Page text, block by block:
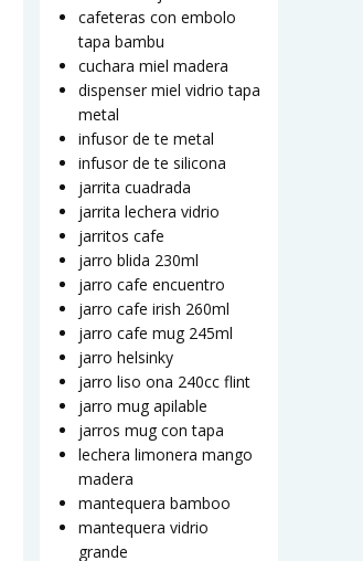
cafeteras con embolo
tapa bambu
cuchara miel madera
dispenser miel vidrio tapa
metal
infusor de te metal
infusor de te silicona
jarrita cuadrada
jarrita lechera vidrio
jarritos cafe
jarro blida 230ml
jarro cafe encuentro
jarro cafe irish 260ml
jarro cafe mug 245ml
jarro helsinky
jarro liso ona 240cc flint
jarro mug apilable
jarros mug con tapa
lechera limonera mango
madera
mantequera bamboo
mantequera vidrio
grande